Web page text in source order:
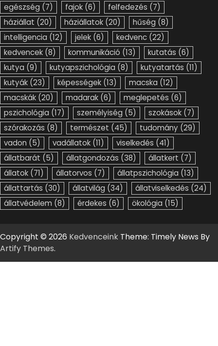
egészség (7) fajok (6) felfedezés (7)
háziállat (20) háziállatok (20) hűség (8)
intelligencia (12) jelek (6) kedvenc (22)
kedvencek (8) kommunikáció (13) kutatás (6)
kutya (9) kutyapszichológia (8) kutyatartás (11)
kutyák (23) képességek (13) macska (12)
macskák (20) madarak (6) meglepetés (6)
pszichológia (17) személyiség (5) szokások (7)
szórakozás (8) természet (45) tudomány (29)
vadon (5) vadállatok (11) viselkedés (41)
állatbarát (5) állatgondozás (38) állatkert (7)
állatok (71) állatorvos (7) állatpszichológia (13)
állattartás (30) állatvilág (34) állatviselkedés (24)
állatvédelem (8) érdekes (6) ökológia (15)
Copyright © 2026 Kedvenceink Theme: Timely News By
Artify Themes.